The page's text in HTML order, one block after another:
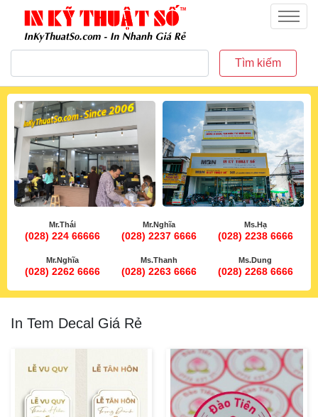
inkythuatso.com
Menu
Tìm kiếm
Mr.Thái
(028) 224 66666
Mr.Nghĩa
(028) 2237 6666
Ms.Hạ
(028) 2238 6666
Mr.Nghĩa
(028) 2262 6666
Ms.Thanh
(028) 2263 6666
Ms.Dung
(028) 2268 6666
In Tem Decal Giá Rẻ